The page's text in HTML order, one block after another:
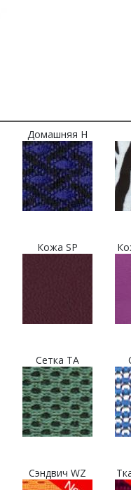
Домашняя H
Кожа SP
Сетка TA
Сэндвич WZ